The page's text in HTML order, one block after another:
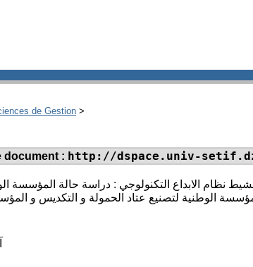
de Gestion >
document : http://dspace.univ-
نظام الابداع التكنولوجي : دراسة حالة المؤسسة
الوطنية لتصنيع عتاد الحمولة و التكديس و